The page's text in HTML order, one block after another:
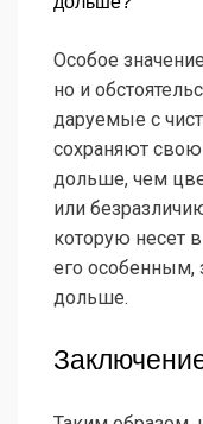
Особое
но и
даруемые с
сохраняют свою
дольше, чем
или
которую несет
его особенным,
дольше.